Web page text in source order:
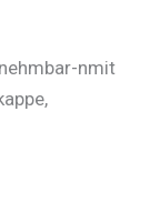
nmit